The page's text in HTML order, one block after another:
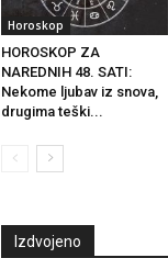
Horoskop
HOROSKOP ZA
NAREDNIH 48. SATI:
Nekome ljubav iz snova,
drugima teški...
Izdvojeno